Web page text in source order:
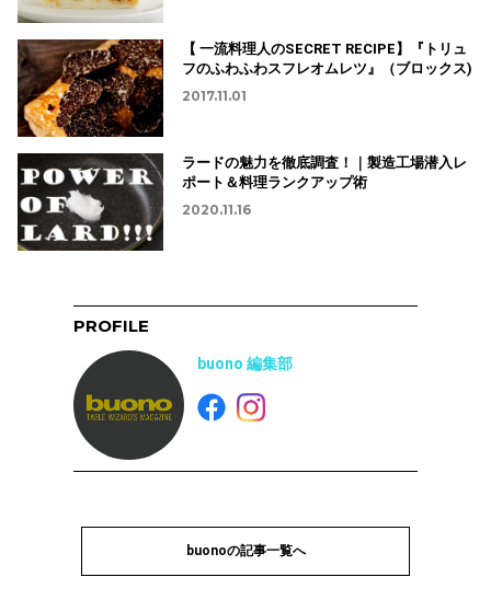
【 一流料理人のSECRET RECIPE】『トリュ
フのふわふわスフレオムレツ』（ブロックス)
2017.11.01
ラードの魅力を徹底調査！｜製造工場潜入レ
ポート＆料理ランクアップ術
2020.11.16
PROFILE
buono 編集部
buonoの記事一覧へ